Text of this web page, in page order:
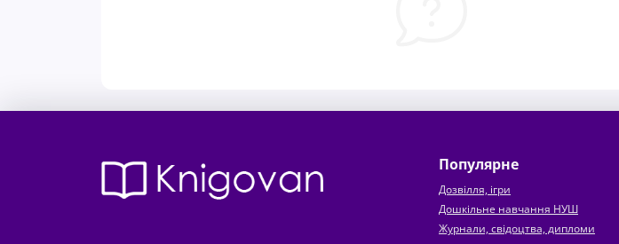
Популярне
Дозвілля, ігри
Дошкільне навчання НУШ
Журнали, свідоцтва, дипломи